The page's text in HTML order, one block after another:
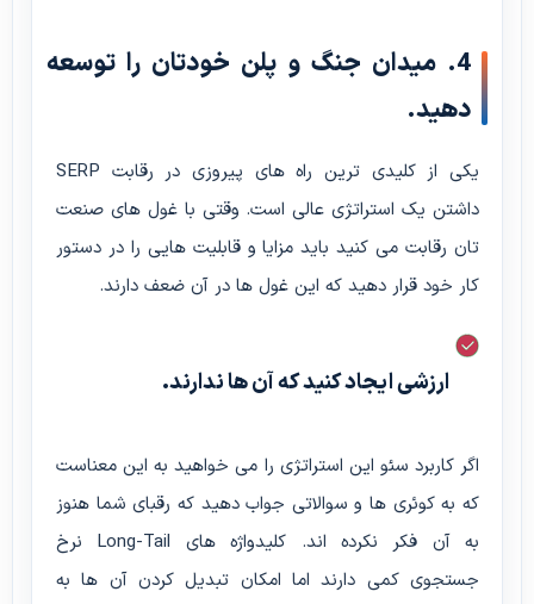
4. میدان جنگ و پلن خودتان را توسعه
دهید.
یکی از کلیدی ترین راه های پیروزی در رقابت SERP
داشتن یک استراتژی عالی است. وقتی با غول های صنعت
تان رقابت می کنید باید مزایا و قابلیت هایی را در دستور
کار خود قرار دهید که این غول ها در آن ضعف دارند.
ارزشی ایجاد کنید که آن ها ندارند.
اگر کاربرد سئو این استراتژی را می خواهید به این معناست
که به کوئری ها و سوالاتی جواب دهید که رقبای شما هنوز
به آن فکر نکرده اند. کلیدواژه های Long-Tail نرخ
جستجوی کمی دارند اما امکان تبدیل کردن آن ها به